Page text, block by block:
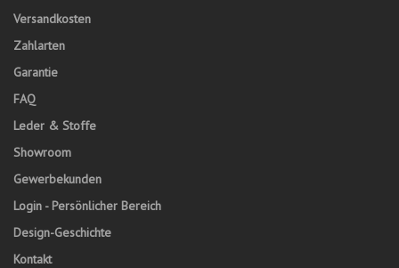
Versandkosten
Zahlarten
Garantie
FAQ
Leder & Stoffe
Showroom
Gewerbekunden
Login - Persönlicher Bereich
Design-Geschichte
Kontakt